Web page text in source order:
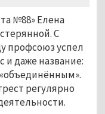
№88» Елена
С
профсоюз успел
и даже название:
регулярно